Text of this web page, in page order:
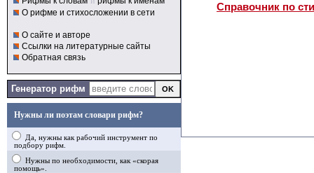
О рифме и стихосложении в сети
О сайте и авторе
Ссылки на литературные сайты
Обратная связь
Генератор рифм
Нужны ли поэтам словари рифм?
Да, нужны как рабочий инструмент по
подбору рифм.
Нужны по необходимости, как «скорая
помощь».
Справочник по